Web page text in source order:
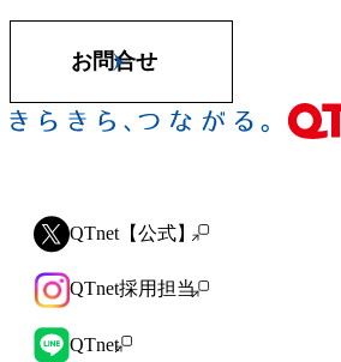
お問合せ
QTnet【公式】
QTnet採用担当
QTnet